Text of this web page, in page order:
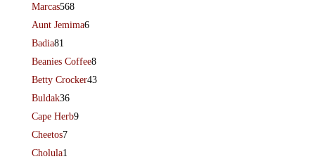
Marcas568
Aunt Jemima6
Badia81
Beanies Coffee8
Betty Crocker43
Buldak36
Cape Herb9
Cheetos7
Cholula1